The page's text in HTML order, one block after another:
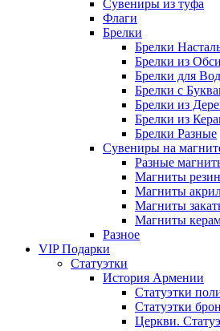
Сувениры из туфа
Флаги
Брелки
Брелки
Брелки из
Брелки для
Брелки с
Брелки из
Брелки из
Брелки Разные
Сувениры на
Разные
Магниты
Магниты
Магниты
Магниты
Разное
VIP Подарки
Статуэтки
История Армении
Статуэтки
Статуэтки
Церкви.